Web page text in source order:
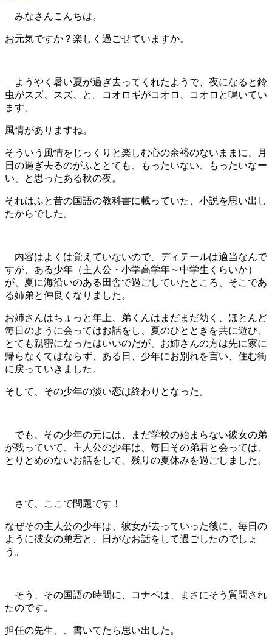
みなさんこんちは。
お元気ですか？楽しく過ごせていますか。
ようやく暑い夏が過ぎ去ってくれたようで、夜になると鈴
虫がスズ、スズ、と。コオロギがコオロ、コオロと鳴いてい
ます。
風情がありますね。
そういう風情をじっくりと楽しむ心の余裕のないままに、月
日の過ぎ去るのがふととても、もったいない、もったいなー
い、と思ったある秋の夜。
それはふと昔の国語の教科書に載っていた、小説を思い出し
たからでした。
内容はよくは覚えていないので、ディテールは適当なんで
すが、ある少年（主人公・小学高学年～中学生くらいか）
が、夏に海沿いのある田舎で過ごしていたところ、そこであ
る姉弟と仲良くなりました。
お姉さんはちょっと年上、弟くんはまだまだ幼く、ほとんど
毎日のように会ってはお話をし、夏のひとときを共に遊び、
とても親密になったはいいのだが、お姉さんの方は先に家に
帰らなくてはならず、ある日、少年にお別れを言い、住む街
に戻っていきました。
そして、その少年の淡い恋は終わりとなった。
でも、その少年の元には、まだ学校の始まらない彼女の弟
が残っていて、主人公の少年は、毎日その弟君と会っては、
とりとめのないお話をして、残りの夏休みを過ごしました。
さて、ここで問題です！
なぜその主人公の少年は、彼女が去っていった後に、毎日の
ように彼女の弟君と、日がなお話をして過ごしたのでしょ
う。
そう、その国語の時間に、コナベは、まさにそう質問され
たのです。
担任の先生、、書いてたら思い出した。